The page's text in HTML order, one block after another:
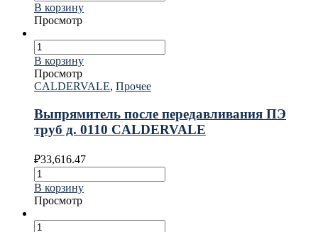
В корзину
Просмотр
В корзину
Просмотр
CALDERVALE, Прочее
Выпрямитель после передавливания ПЭ
труб д. 0110 CALDERVALE
₽33,616.47
В корзину
Просмотр